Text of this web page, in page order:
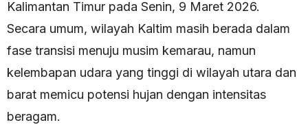
Kalimantan Timur pada Senin, 9 Maret 2026.
Secara umum, wilayah Kaltim masih berada dalam
fase transisi menuju musim kemarau, namun
kelembapan udara yang tinggi di wilayah utara dan
barat memicu potensi hujan dengan intensitas
beragam.